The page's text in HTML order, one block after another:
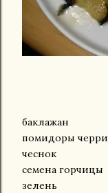
баклажан
помидоры черри
чеснок
семена горчицы
зелень